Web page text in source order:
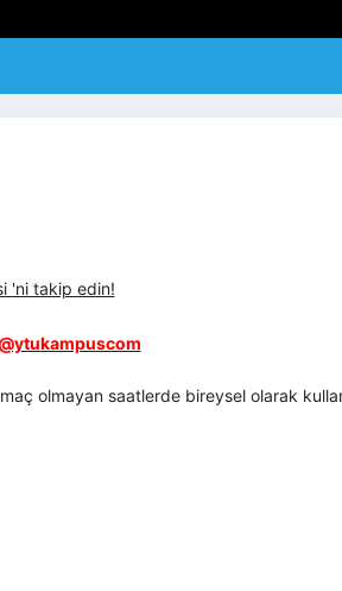
'ni takip edin!
olmayan saatlerde bireysel olarak